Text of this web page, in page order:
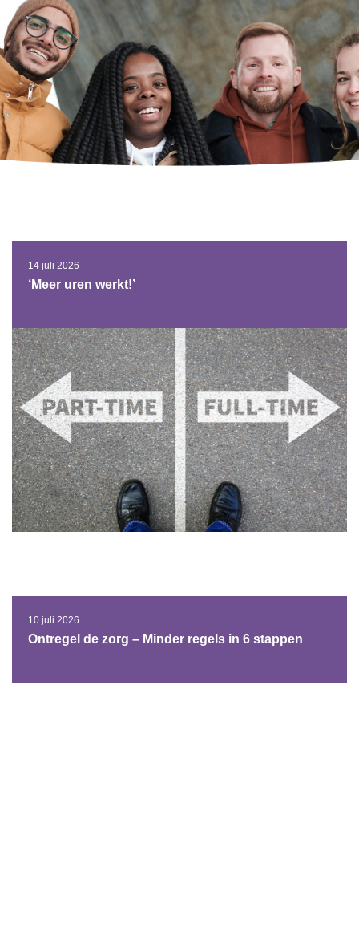
14 juli 2026
‘Meer uren werkt!’
10 juli 2026
Ontregel de zorg – Minder regels in 6 stappen